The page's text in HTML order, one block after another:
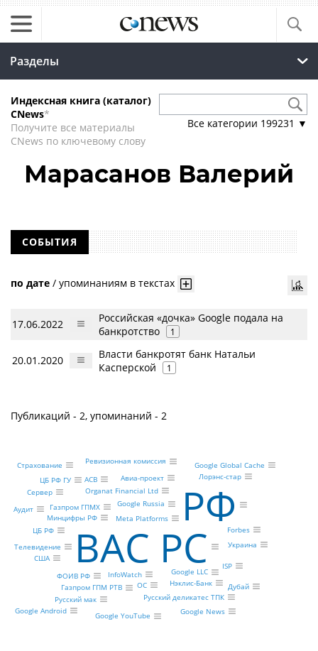
Разделы
Индексная книга (каталог)
CNews*
Получите все материалы
CNews по ключевому слову
Все категории 199231 ▼
Марасанов Валерий
СОБЫТИЯ
по дате / упоминаниям в текстах
17.06.2022
Российская «дочка» Google подала на
банкротство
1
20.01.2020
Власти банкротят банк Натальи
Касперской
1
Публикаций - 2, упоминаний - 2
ВАС РС
РФ
Meta Platforms
Google Russia
InfoWatch
Google LLC
Нэклис-Банк
Газпром ГПМ РТВ
Organat Financial Ltd
Газпром ГПМХ
Русский деликатес ТПК
Лорэнс-стар
Русский мак
Авиа-проект
ФОИВ РФ
Минцифры РФ
АСВ
ЦБ РФ ГУ
ЦБ РФ
ISP
ОС
Сервер
Телевидение
Google Android
Google YouTube Google News
Google Global Cache
Ревизионная комиссия
США
Дубай
Украина
Страхование
Аудит
Forbes